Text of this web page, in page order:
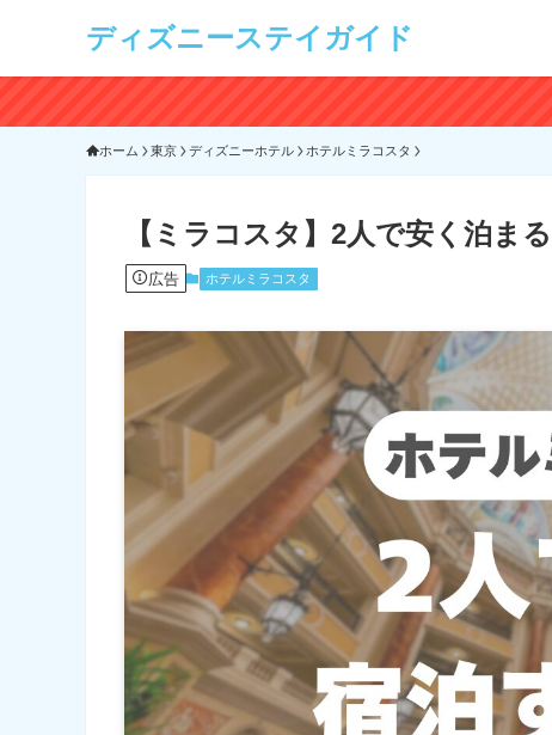
ディズニーステイガイド
ホーム 東京 ディズニーホテル ホテルミラコスタ
【ミラコスタ】2人で安く泊ま
広告 ホテルミラコスタ